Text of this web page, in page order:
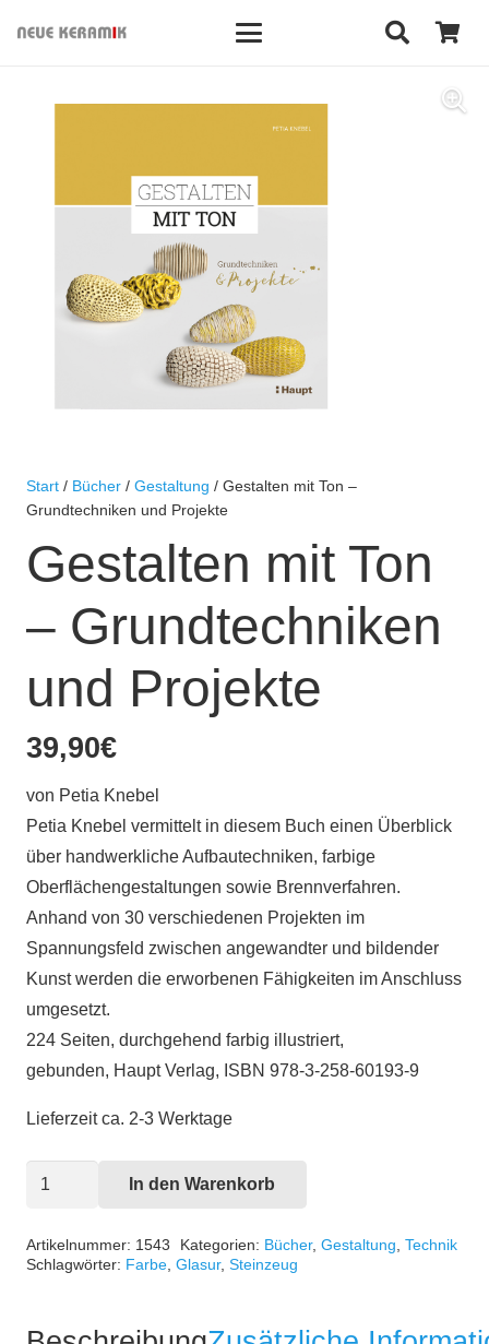
Start / Bücher / Gestaltung / Gestalten mit Ton –
Grundtechniken und Projekte
Gestalten mit Ton
– Grundtechniken
und Projekte
39,90€
von Petia Knebel
Petia Knebel vermittelt in diesem Buch einen Überblick
über handwerkliche Aufbautechniken, farbige
Oberflächengestaltungen sowie Brennverfahren.
Anhand von 30 verschiedenen Projekten im
Spannungsfeld zwischen angewandter und bildender
Kunst werden die erworbenen Fähigkeiten im Anschluss
umgesetzt.
224 Seiten, durchgehend farbig illustriert,
gebunden, Haupt Verlag, ISBN 978-3-258-60193-9
Lieferzeit ca. 2-3 Werktage
Gestalten
Ton
-
und
In den Warenkorb
Artikelnummer: 1543 Kategorien: Bücher, Gestaltung, Technik
Schlagwörter: Farbe, Glasur, Steinzeug